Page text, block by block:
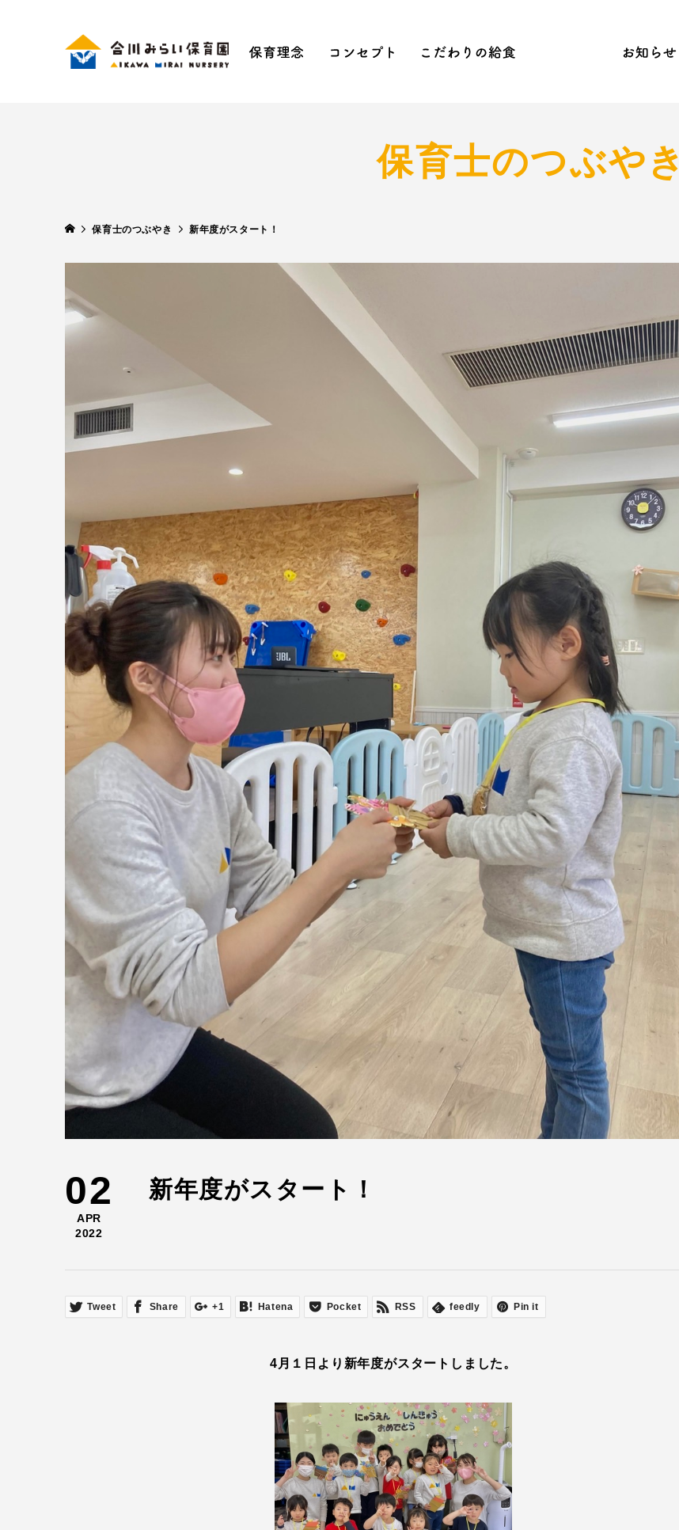
保育理念 コンセプト 保育活動
保育士のつぶやき
保育士のつぶやき 新年度がスタート！
02
APR
2022
新年度がスタート！
Tweet Share +1 Hatena Pocket RSS feedly Pin it
4月１日より新年度がスタートしました。